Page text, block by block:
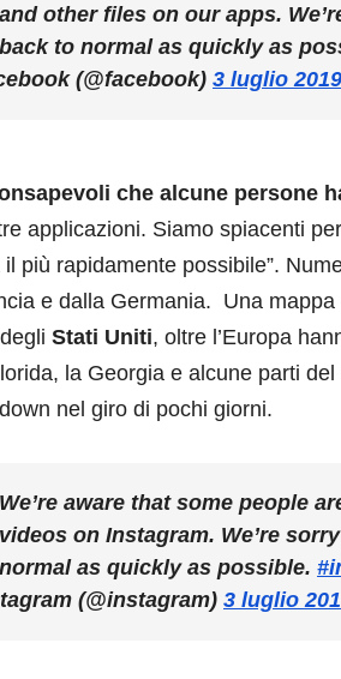
and other files on our apps.
back to normal as quickly as
(@facebook) 3 luglio 2019
che alcune persone
applicazioni. Siamo spiacenti
il più rapidamente possibile”.
e dalla Germania. Una
Stati Uniti, oltre l’Europa
la Georgia e alcune parti
nel giro di pochi giorni.
We’re aware that some people
videos on Instagram. We’re
normal as quickly as possible.
(@instagram) 3 luglio